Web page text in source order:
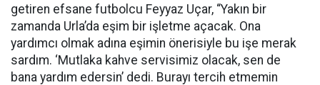
getiren efsane futbolcu Feyyaz Uçar, “Yakın bir
zamanda Urla’da eşim bir işletme açacak. Ona
yardımcı olmak adına eşimin önerisiyle bu işe merak
sardım. ‘Mutlaka kahve servisimiz olacak, sen de
bana yardım edersin’ dedi. Burayı tercih etmemin